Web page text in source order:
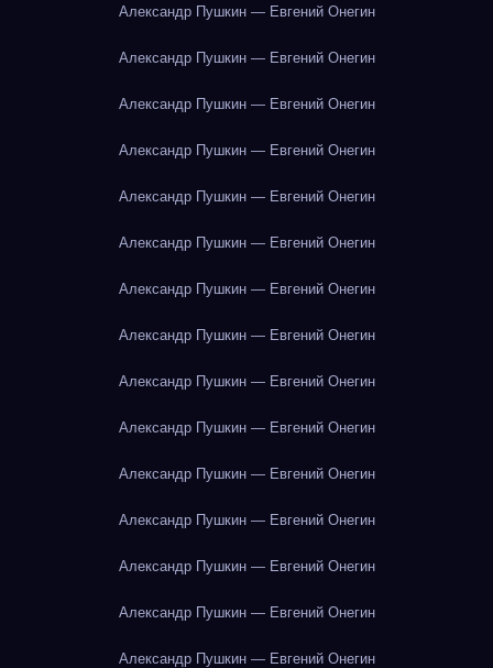
Александр Пушкин — Евгений Онегин
Александр Пушкин — Евгений Онегин
Александр Пушкин — Евгений Онегин
Александр Пушкин — Евгений Онегин
Александр Пушкин — Евгений Онегин
Александр Пушкин — Евгений Онегин
Александр Пушкин — Евгений Онегин
Александр Пушкин — Евгений Онегин
Александр Пушкин — Евгений Онегин
Александр Пушкин — Евгений Онегин
Александр Пушкин — Евгений Онегин
Александр Пушкин — Евгений Онегин
Александр Пушкин — Евгений Онегин
Александр Пушкин — Евгений Онегин
Александр Пушкин — Евгений Онегин